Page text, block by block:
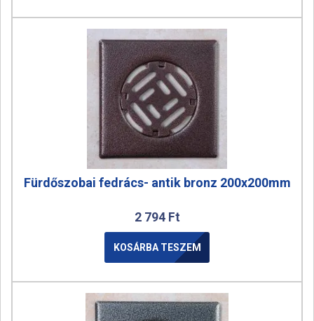
Fürdőszobai fedrács- antik bronz 200x200mm
2 794 Ft
KOSÁRBA TESZEM